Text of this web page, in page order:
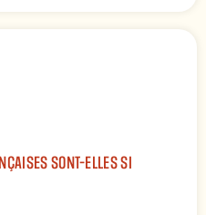
SONT-ELLES SI